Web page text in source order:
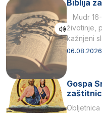
Biblija
Mudr 16-
životinje,
kažnjeni
kukaca.2
06.08.2026.
Gospa